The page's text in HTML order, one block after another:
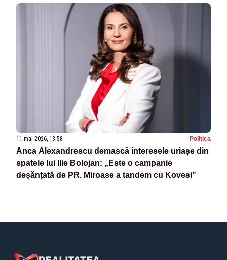
11 mai 2026, 13:58 Politica
Anca Alexandrescu demască interesele uriașe din
spatele lui Ilie Bolojan: „Este o campanie
deșănțată de PR. Miroase a tandem cu Kovesi”